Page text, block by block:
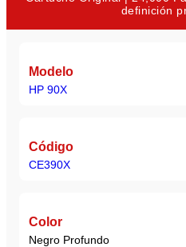
definición
Modelo
HP 90X
Código
CE390X
Color
Negro Profundo